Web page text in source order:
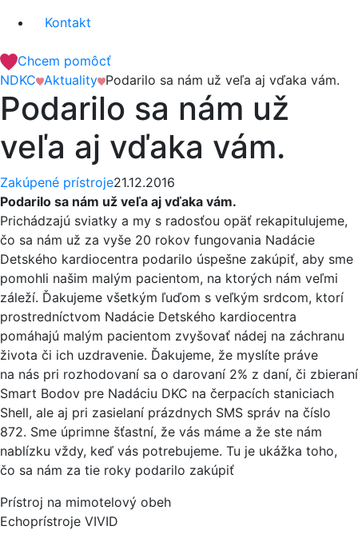
Kontakt
Chcem pomôcť
NDKC Aktuality Podarilo sa nám už veľa aj vďaka vám.
Podarilo sa nám už
veľa aj vďaka vám.
Zakúpené prístroje21.12.2016
Podarilo sa nám už veľa aj vďaka vám.
Prichádzajú sviatky a my s radosťou opäť rekapitulujeme,
čo sa nám už za vyše 20 rokov fungovania Nadácie
Detského kardiocentra podarilo úspešne zakúpiť, aby sme
pomohli našim malým pacientom, na ktorých nám veľmi
záleží. Ďakujeme všetkým ľuďom s veľkým srdcom, ktorí
prostredníctvom Nadácie Detského kardiocentra
pomáhajú malým pacientom zvyšovať nádej na záchranu
života či ich uzdravenie. Ďakujeme, že myslíte práve
na nás pri rozhodovaní sa o darovaní 2% z daní, či zbieraní
Smart Bodov pre Nadáciu DKC na čerpacích staniciach
Shell, ale aj pri zasielaní prázdnych SMS správ na číslo
872. Sme úprimne šťastní, že vás máme a že ste nám
nablízku vždy, keď vás potrebujeme. Tu je ukážka toho,
čo sa nám za tie roky podarilo zakúpiť
Prístroj na mimotelový obeh
Echoprístroje VIVID